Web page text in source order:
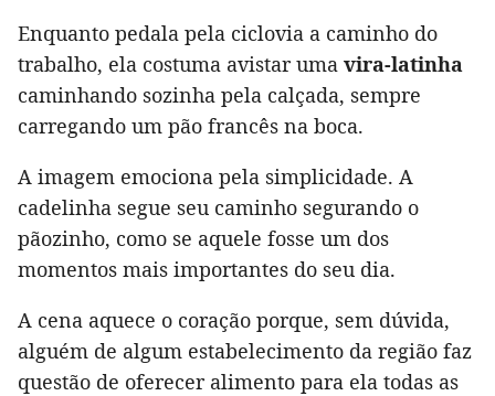
Enquanto pedala pela ciclovia a caminho do
trabalho, ela costuma avistar uma vira-latinha
caminhando sozinha pela calçada, sempre
carregando um pão francês na boca.
A imagem emociona pela simplicidade. A
cadelinha segue seu caminho segurando o
pãozinho, como se aquele fosse um dos
momentos mais importantes do seu dia.
A cena aquece o coração porque, sem dúvida,
alguém de algum estabelecimento da região faz
questão de oferecer alimento para ela todas as